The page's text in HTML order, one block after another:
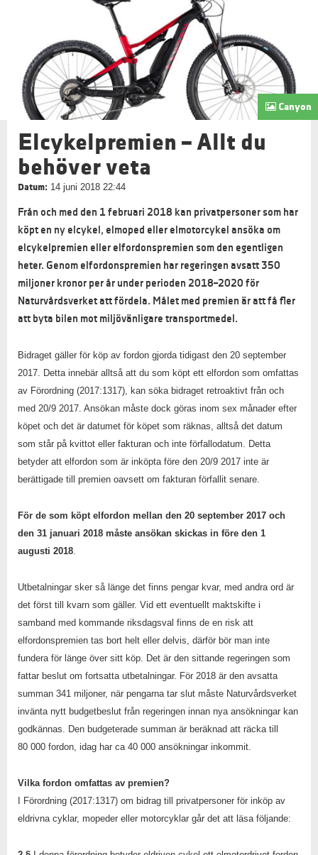
Canyon
Elcykelpremien – Allt du
behöver veta
Datum: 14 juni 2018 22:44
Från och med den 1 februari 2018 kan privatpersoner som har
köpt en ny elcykel, elmoped eller elmotorcykel ansöka om
elcykelpremien eller elfordonspremien som den egentligen
heter. Genom elfordonspremien har regeringen avsatt 350
miljoner kronor per år under perioden 2018–2020 för
Naturvårdsverket att fördela. Målet med premien är att få fler
att byta bilen mot miljövänligare transportmedel.
Bidraget gäller för köp av fordon gjorda tidigast den 20 september
2017. Detta innebär alltså att du som köpt ett elfordon som omfattas
av Förordning (2017:1317), kan söka bidraget retroaktivt från och
med 20/9 2017. Ansökan måste dock göras inom sex månader efter
köpet och det är datumet för köpet som räknas, alltså det datum
som står på kvittot eller fakturan och inte förfallodatum. Detta
betyder att elfordon som är inköpta före den 20/9 2017 inte är
berättigade till premien oavsett om fakturan förfallit senare.
För de som köpt elfordon mellan den 20 september 2017 och
den 31 januari 2018 måste ansökan skickas in före den 1
augusti 2018
Utbetalningar sker så länge det finns pengar kvar, med andra ord är
det först till kvarn som gäller. Vid ett eventuellt maktskifte i
samband med kommande riksdagsval finns de en risk att
elfordonspremien tas bort helt eller delvis, därför bör man inte
fundera för länge över sitt köp. Det är den sittande regeringen som
fattar beslut om fortsatta utbetalningar. För 2018 är den avsatta
summan 341 miljoner, när pengarna tar slut måste Naturvårdsverket
invänta nytt budgetbeslut från regeringen innan nya ansökningar kan
godkännas. Den budgeterade summan är beräknad att räcka till
80 000 fordon, idag har ca 40 000 ansökningar inkommit.
Vilka fordon omfattas av premien?
I Förordning (2017:1317) om bidrag till privatpersoner för inköp av
eldrivna cyklar, mopeder eller motorcyklar går det att läsa följande: